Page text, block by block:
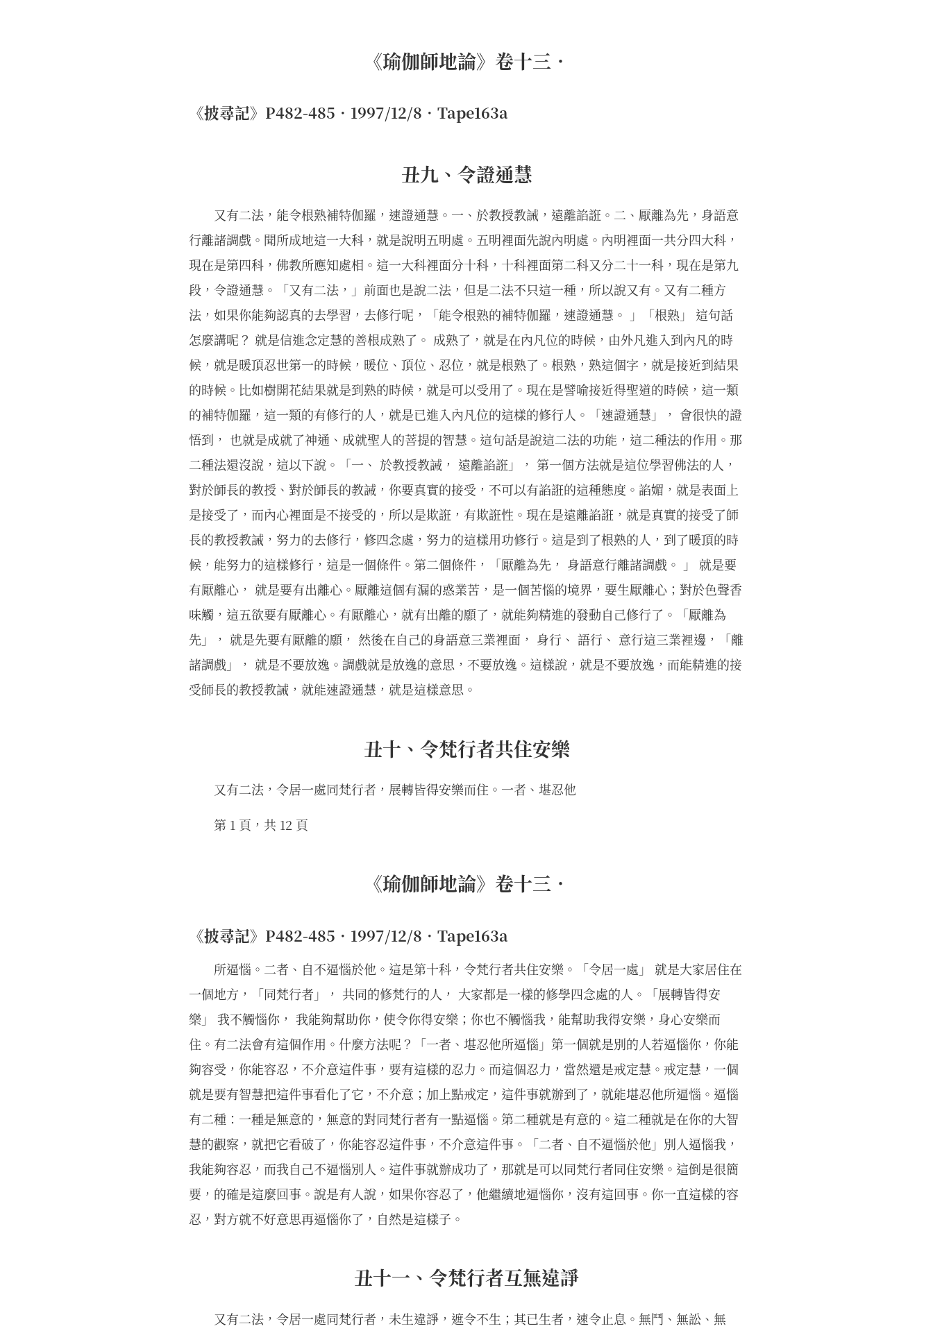
《瑜伽師地論》卷十三．
《披尋記》P482-485．1997/12/8．Tape163a
丑九、令證通慧
又有二法，能令根熟補特伽羅，速證通慧。一、於教授教誡，遠離諂誑。二、厭離為先，身語意
行離諸調戲。聞所成地這一大科，就是說明五明處。五明裡面先說內明處。內明裡面一共分四大科，
現在是第四科，佛教所應知處相。這一大科裡面分十科，十科裡面第二科又分二十一科，現在是第九
段，令證通慧。「又有二法，」前面也是說二法，但是二法不只這一種，所以說又有。又有二種方
法，如果你能夠認真的去學習，去修行呢，「能令根熟的補特伽羅，速證通慧。 」「根熟」 這句話
怎麼講呢？ 就是信進念定慧的善根成熟了。 成熟了，就是在內凡位的時候，由外凡進入到內凡的時
候，就是暖頂忍世第一的時候，暖位、頂位、忍位，就是根熟了。根熟，熟這個字，就是接近到結果
的時候。比如樹開花結果就是到熟的時候，就是可以受用了。現在是譬喻接近得聖道的時候，這一類
的補特伽羅，這一類的有修行的人，就是已進入內凡位的這樣的修行人。「速證通慧」， 會很快的證
悟到， 也就是成就了神通、成就聖人的菩提的智慧。這句話是說這二法的功能，這二種法的作用。那
二種法還沒說，這以下說。「一、 於教授教誡， 遠離諂誑」， 第一個方法就是這位學習佛法的人，
對於師長的教授、對於師長的教誡，你要真實的接受，不可以有諂誑的這種態度。諂媚，就是表面上
是接受了，而內心裡面是不接受的，所以是欺誑，有欺誑性。現在是遠離諂誑，就是真實的接受了師
長的教授教誡，努力的去修行，修四念處，努力的這樣用功修行。這是到了根熟的人，到了暖頂的時
候，能努力的這樣修行，這是一個條件。第二個條件，「厭離為先， 身語意行離諸調戲。 」 就是要
有厭離心， 就是要有出離心。厭離這個有漏的惑業苦，是一個苦惱的境界，要生厭離心；對於色聲香
味觸，這五欲要有厭離心。有厭離心，就有出離的願了，就能夠精進的發動自己修行了。「厭離為
先」， 就是先要有厭離的願， 然後在自己的身語意三業裡面， 身行、 語行、 意行這三業裡邊，「離
諸調戲」， 就是不要放逸。調戲就是放逸的意思，不要放逸。這樣說，就是不要放逸，而能精進的接
受師長的教授教誡，就能速證通慧，就是這樣意思。
丑十、令梵行者共住安樂
又有二法，令居一處同梵行者，展轉皆得安樂而住。一者、堪忍他
第 1 頁，共 12 頁
《瑜伽師地論》卷十三．
《披尋記》P482-485．1997/12/8．Tape163a
所逼惱。二者、自不逼惱於他。這是第十科，令梵行者共住安樂。「令居一處」 就是大家居住在
一個地方，「同梵行者」， 共同的修梵行的人， 大家都是一樣的修學四念處的人。「展轉皆得安
樂」 我不觸惱你， 我能夠幫助你，使令你得安樂；你也不觸惱我，能幫助我得安樂，身心安樂而
住。有二法會有這個作用。什麼方法呢？「一者、堪忍他所逼惱」第一個就是別的人若逼惱你，你能
夠容受，你能容忍，不介意這件事，要有這樣的忍力。而這個忍力，當然還是戒定慧。戒定慧，一個
就是要有智慧把這件事看化了它，不介意；加上點戒定，這件事就辦到了，就能堪忍他所逼惱。逼惱
有二種：一種是無意的，無意的對同梵行者有一點逼惱。第二種就是有意的。這二種就是在你的大智
慧的觀察，就把它看破了，你能容忍這件事，不介意這件事。「二者、自不逼惱於他」別人逼惱我，
我能夠容忍，而我自己不逼惱別人。這件事就辦成功了，那就是可以同梵行者同住安樂。這倒是很簡
要，的確是這麼回事。說是有人說，如果你容忍了，他繼續地逼惱你，沒有這回事。你一直這樣的容
忍，對方就不好意思再逼惱你了，自然是這樣子。
丑十一、令梵行者互無違諍
又有二法，令居一處同梵行者，未生違諍，遮令不生；其已生者，速令止息。無鬥、無訟、無